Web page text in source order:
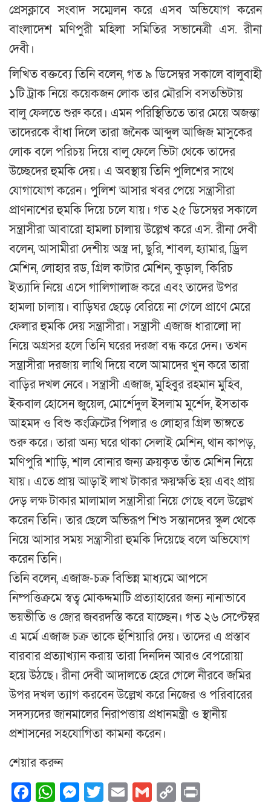
প্রেসক্লাবে সংবাদ সম্মেলন করে এসব অভিযোগ করেন
বাংলাদেশ মণিপুরী মহিলা সমিতির সভানেত্রী এস. রীনা
দেবী।
লিখিত বক্তব্যে তিনি বলেন, গত ৯ ডিসেম্বর সকালে বালুবাহী
১টি ট্রাক নিয়ে কয়েকজন লোক তার মৌরসি বসতভিটায়
বালু ফেলতে শুরু করে। এমন পরিস্থিতিতে তার মেয়ে অজন্তা
তাদেরকে বাঁধা দিলে তারা জনৈক আব্দুল আজিজ মাসুকের
লোক বলে পরিচয় দিয়ে বালু ফেলে ভিটা থেকে তাদের
উচ্ছেদের হুমকি দেয়। এ অবস্থায় তিনি পুলিশের সাথে
যোগাযোগ করেন। পুলিশ আসার খবর পেয়ে সন্ত্রাসীরা
প্রাণনাশের হুমকি দিয়ে চলে যায়। গত ২৫ ডিসেম্বর সকালে
সন্ত্রাসীরা আবারো হামলা চালায় উল্লেখ করে এস. রীনা দেবী
বলেন, আসামীরা দেশীয় অস্ত্র দা, ছুরি, শাবল, হ্যামার, ড্রিল
মেশিন, লোহার রড, গ্রিল কাটার মেশিন, কুড়াল, কিরিচ
ইত্যাদি নিয়ে এসে গালিগালাজ করে এবং তাদের উপর
হামলা চালায়। বাড়িঘর ছেড়ে বেরিয়ে না গেলে প্রাণে মেরে
ফেলার হুমকি দেয় সন্ত্রাসীরা। সন্ত্রাসী এজাজ ধারালো দা
নিয়ে অগ্রসর হলে তিনি ঘরের দরজা বন্ধ করে দেন। তখন
সন্ত্রাসীরা দরজায় লাথি দিয়ে বলে আমাদের খুন করে তারা
বাড়ির দখল নেবে। সন্ত্রাসী এজাজ, মুহিবুর রহমান মুহিব,
ইকবাল হোসেন জুয়েল, মোর্শেদুল ইসলাম মুর্শেদ, ইসতাক
আহমদ ও বিশু কংক্রিটের পিলার ও লোহার গ্রিল ভাঙ্গতে
শুরু করে। তারা অন্য ঘরে থাকা সেলাই মেশিন, থান কাপড়,
মণিপুরি শাড়ি, শাল বোনার জন্য ক্রয়কৃত তাঁত মেশিন নিয়ে
যায়। এতে প্রায় আড়াই লাখ টাকার ক্ষয়ক্ষতি হয় এবং প্রায়
দেড় লক্ষ টাকার মালামাল সন্ত্রাসীরা নিয়ে গেছে বলে উল্লেখ
করেন তিনি। তার ছেলে অভিরূপ শিশু সন্তানদের স্কুল থেকে
নিয়ে আসার সময় সন্ত্রাসীরা হুমকি দিয়েছে বলে অভিযোগ
করেন তিনি।
তিনি বলেন, এজাজ-চক্র বিভিন্ন মাধ্যমে আপসে
নিষ্পত্তিক্রমে স্বত্ব মোকদ্দমাটি প্রত্যাহারের জন্য নানাভাবে
ভয়ভীতি ও জোর জবরদস্তি করে যাচ্ছেন। গত ২৬ সেপ্টেম্বর
এ মর্মে এজাজ চক্র তাকে হুঁশিয়ারি দেয়। তাদের এ প্রস্তাব
বারবার প্রত্যাখ্যান করায় তারা দিনদিন আরও বেপরোয়া
হয়ে উঠছে। রীনা দেবী আদালতে হেরে গেলে নীরবে জমির
উপর দখল ত্যাগ করবেন উল্লেখ করে নিজের ও পরিবারের
সদস্যদের জানমালের নিরাপত্তায় প্রধানমন্ত্রী ও স্থানীয়
প্রশাসনের সহযোগিতা কামনা করেন।
শেয়ার করুন
Facebook
WhatsApp
Messenger
Twitter
EmailGmail
Copy